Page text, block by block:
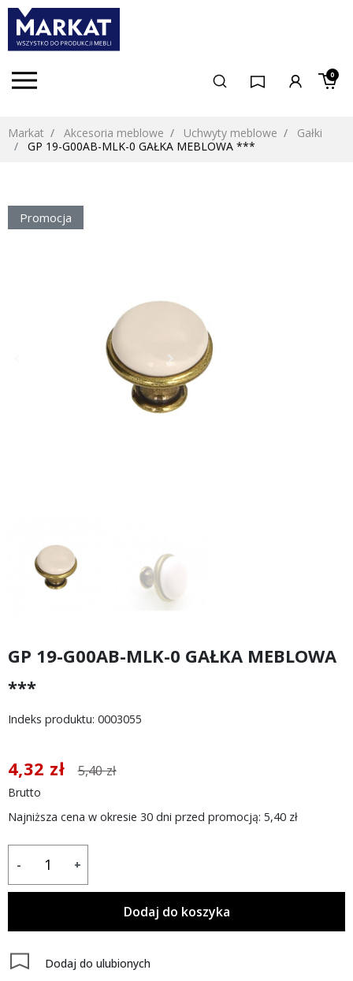
0
Markat Akcesoria meblowe Uchwyty meblowe
Gałki
GP 19-G00AB-MLK-0 GAŁKA MEBLOWA ***
Promocja
Następny
keyboard_arrow_right
GP 19-G00AB-MLK-0 GAŁKA MEBLOWA
***
Indeks produktu: 0003055
4,32 zł 5,40 zł
Brutto
Najniższa cena w okresie 30 dni przed promocją: 5,40 zł
- +
Dodaj do koszyka
Dodaj do ulubionych